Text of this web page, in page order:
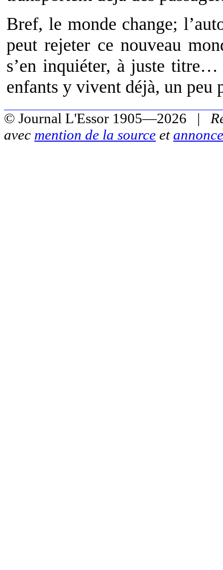
Bref, le monde change;
peut rejeter ce nouveau
s’en inquiéter, à juste
enfants y vivent déjà, un peu
© Journal L'Essor 1905—2026 |
avec mention de la source et